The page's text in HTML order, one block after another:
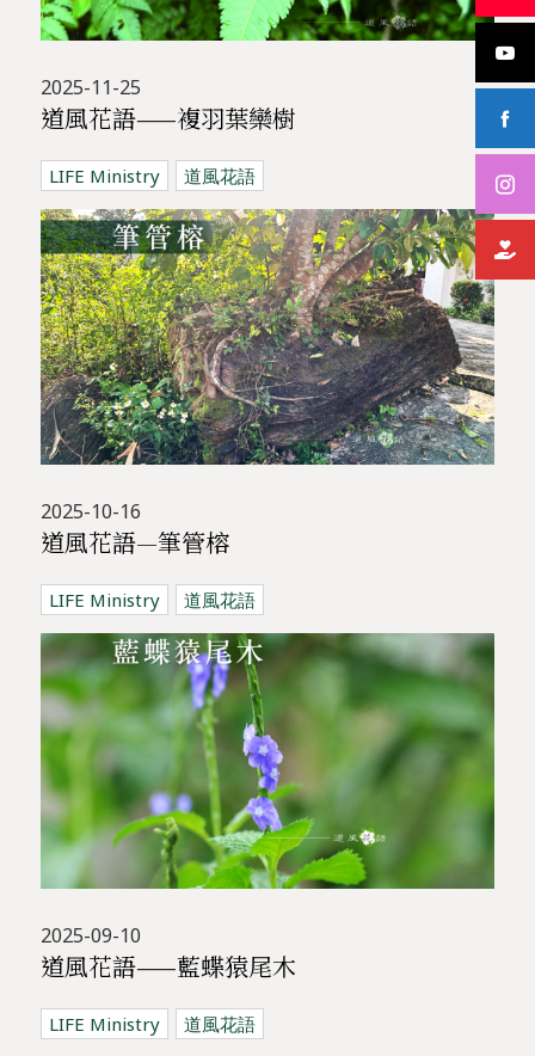
2025-11-25
道風花語——複羽葉欒樹
LIFE Ministry 道風花語
2025-10-16
道風花語—筆管榕
LIFE Ministry 道風花語
2025-09-10
道風花語——藍蝶猿尾木
LIFE Ministry 道風花語